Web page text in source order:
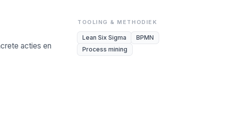
acties en
TOOLING & METHODIEK
Lean Six Sigma
BPMN
Process mining